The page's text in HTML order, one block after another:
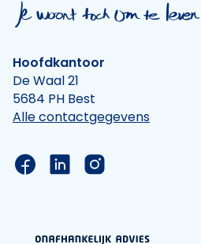
Hoofdkantoor
De Waal 21
5684 PH Best
Alle contactgegevens
Link naar de Facebook
Link naar de
Link naar de